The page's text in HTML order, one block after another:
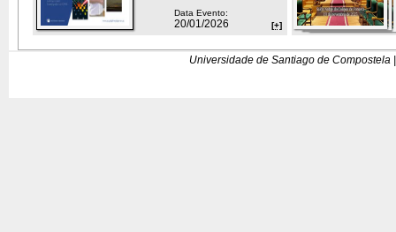
Data Evento:
20/01/2026 [+]
Universidade de Santiago de